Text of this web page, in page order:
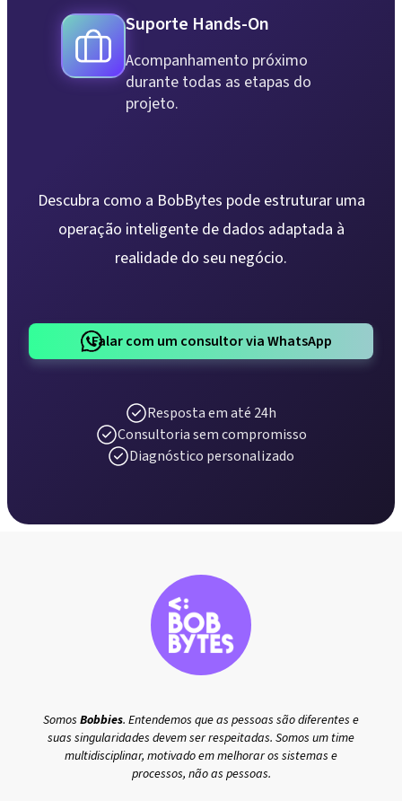
Suporte Hands-On
Acompanhamento próximo
durante todas as etapas do
projeto.
Descubra como a BobBytes pode estruturar uma
operação inteligente de dados adaptada à
realidade do seu negócio.
Falar com um consultor via WhatsApp
Resposta em até 24h
Consultoria sem compromisso
Diagnóstico personalizado
Somos Bobbies. Entendemos que as pessoas são diferentes e
suas singularidades devem ser respeitadas. Somos um time
multidisciplinar, motivado em melhorar os sistemas e
processos, não as pessoas.